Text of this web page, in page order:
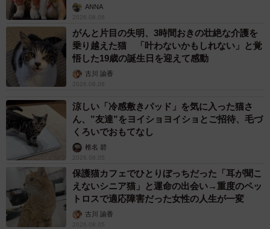
ANNA
2026.08.06
がんと片目の失明、3時間おきの壮絶な介護を
乗り越えた猫 「叶わないかもしれない」と覚
悟した19歳の誕生日を迎えて感動
古川 諭香
2026.08.06
涼しい「冷感敷きパッド」を気に入った猫さ
ん、”友達”をヨイショヨイショとご招待、毛づ
くろいでおもてなし
椎名 碧
2026.08.05
保護猫カフェでひとりぼっちだった「耳が聞こ
えないシニア猫」と運命の出会い→重度のペッ
トロスで適応障害だった女性の人生が一変
古川 諭香
2026.08.05